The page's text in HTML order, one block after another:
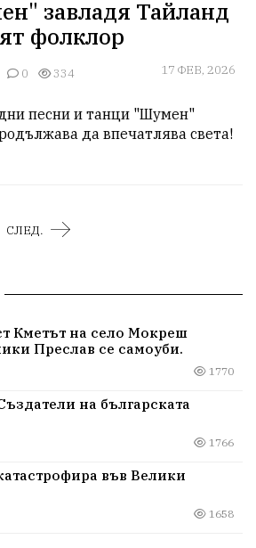
завладя Тайланд
фолклор
0 334 17 ФЕВ, 2026
песни и танци "Шумен"
да впечатлява света!
СЛЕД.
Кметът на село Мокреш
Преслав се самоуби.
1770
на българската
1766
във Велики
1658